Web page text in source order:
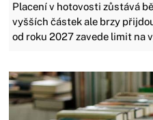
Placení v hotovosti zůstává
vyšších částek ale brzy
od roku 2027 zavede limit na